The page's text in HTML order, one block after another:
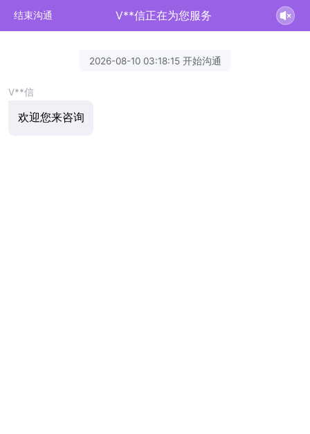
结束沟通 V**信正在为您服务
2026-08-10 03:18:15 开始沟通
V**信
欢迎您来咨询